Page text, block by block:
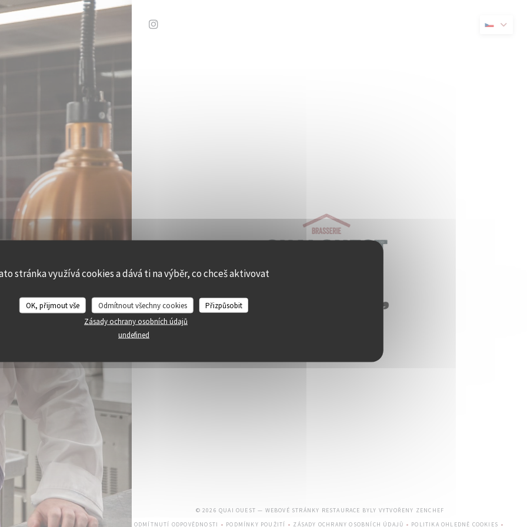
stránka využívá cookies a dává ti na výběr, co chceš aktivovat
OK, přijmout vše Odmítnout všechny cookies
Přizpůsobit
Zásady ochrany osobních údajů
undefined
Instagram ((otevře se v novém okně))
© 2026 QUAI OUEST — WEBOVÉ STRÁNKY RESTAURACE BYLY VYTVOŘENY ZENCHEF
ODMÍTNUTÍ ODPOVĚDNOSTI
PODMÍNKY POUŽITÍ
ZÁSADY OCHRANY OSOBNÍCH ÚDAJŮ
POLITIKA OHLEDNĚ COOKIES